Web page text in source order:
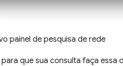
painel de pesquisa de rede
para que sua consulta faça essa